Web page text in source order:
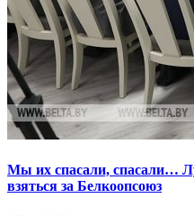
Мы их спасали, спасали…
взяться за Белкоопсоюз